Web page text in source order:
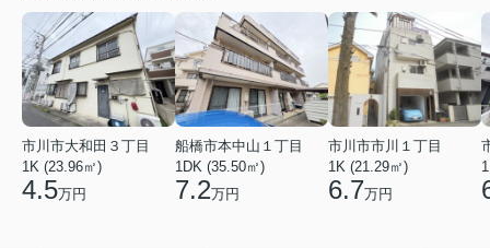
市川市大和田３丁目
1K (23.96㎡)
4.5万円
船橋市本中山１丁目
1DK (35.50㎡)
7.2万円
市川市市川１丁目
1K (21.29㎡)
6.7万円